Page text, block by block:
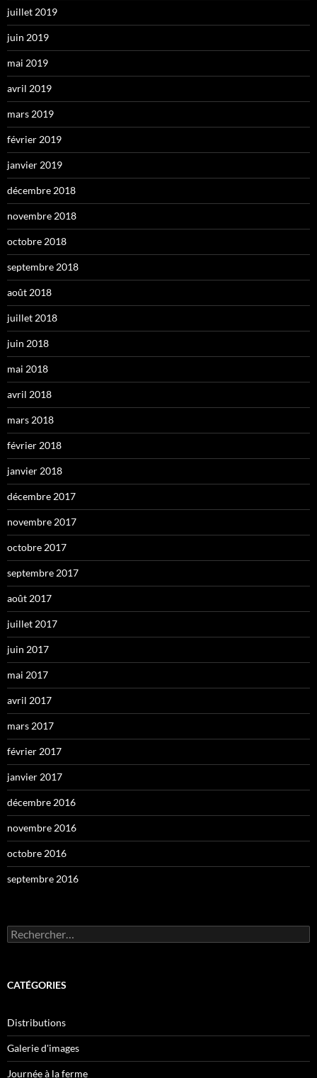
juillet 2019
juin 2019
mai 2019
avril 2019
mars 2019
février 2019
janvier 2019
décembre 2018
novembre 2018
octobre 2018
septembre 2018
août 2018
juillet 2018
juin 2018
mai 2018
avril 2018
mars 2018
février 2018
janvier 2018
décembre 2017
novembre 2017
octobre 2017
septembre 2017
août 2017
juillet 2017
juin 2017
mai 2017
avril 2017
mars 2017
février 2017
janvier 2017
décembre 2016
novembre 2016
octobre 2016
septembre 2016
Rechercher :
CATÉGORIES
Distributions
Galerie d'images
Journée à la ferme